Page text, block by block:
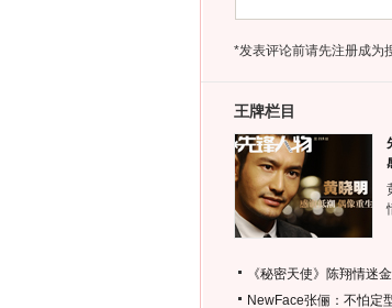
*发表评论前请先注册成为
王牌栏目
《秘密天使》陈翔情迷
NewFace张俪：不怕定